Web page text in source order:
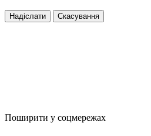
Надіслати Скасування
Поширити у соцмережах